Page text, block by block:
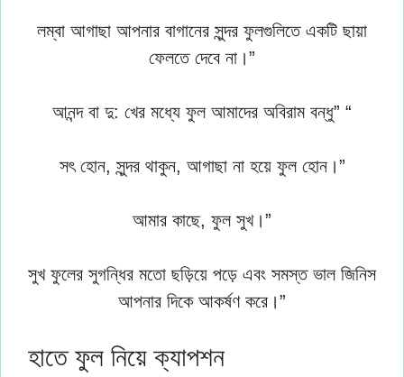
লম্বা আগাছা আপনার বাগানের সুন্দর ফুলগুলিতে একটি ছায়া
ফেলতে দেবে না।”
আনন্দ বা দু: খের মধ্যে ফুল আমাদের অবিরাম বন্ধু” “
সৎ হোন, সুন্দর থাকুন, আগাছা না হয়ে ফুল হোন।”
আমার কাছে, ফুল সুখ।”
সুখ ফুলের সুগন্ধির মতো ছড়িয়ে পড়ে এবং সমস্ত ভাল জিনিস
আপনার দিকে আকর্ষণ করে।”
হাতে ফুল নিয়ে ক্যাপশন